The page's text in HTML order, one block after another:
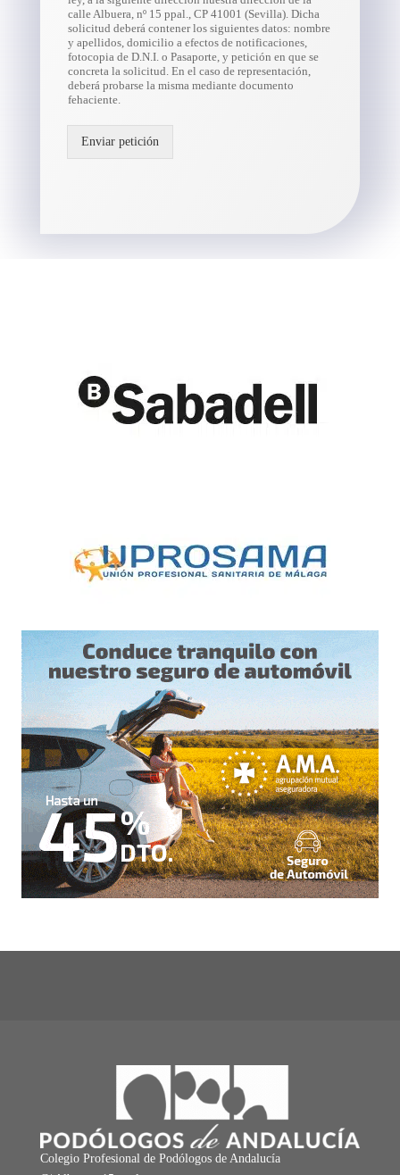
calle Albuera, nº 15 ppal., CP 41001 (Sevilla). Dicha
solicitud deberá contener los siguientes datos: nombre
y apellidos, domicilio a efectos de notificaciones,
fotocopia de D.N.I. o Pasaporte, y petición en que se
concreta la solicitud. En el caso de representación,
deberá probarse la misma mediante documento
fehaciente.
Enviar petición
Colegio Profesional de Podólogos de Andalucía